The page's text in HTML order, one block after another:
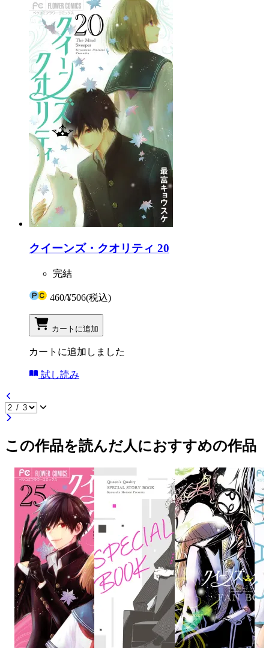
クイーンズ・クオリティ 20
完結
460/¥506(税込)
カートに追加
カートに追加しました
試し読み
この作品を読んだ人におすすめの作品